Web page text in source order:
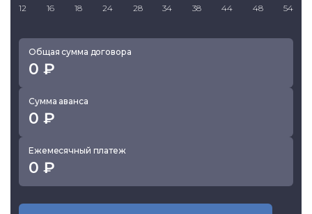
12 16 18 24 28 34 38 44 48 54
Общая сумма договора
Сумма аванса
Ежемесячный платеж